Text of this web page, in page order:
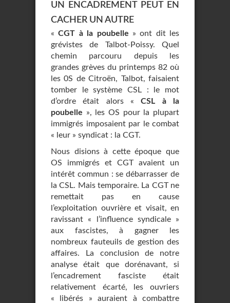
UN ENCADREMENT PEUT EN
CACHER UN AUTRE
«CGT à la poubelle » ont dit les
grévistes de Talbot-Poissy. Quel
chemin parcouru depuis les
grandes grèves du printemps 82 où
les 0S de Citroën, Talbot, faisaient
tomber le système CSL : le mot
d’ordre était alors «CSL à la
poubelle », les OS pour la plupart
immigrés imposaient par le combat
« leur » syndicat : la CGT.
Nous disions à cette époque que
OS immigrés et CGT avaient un
intérêt commun : se débarrasser de
la CSL. Mais temporaire. La CGT ne
remettait pas en cause
l’exploitation ouvrière et visait, en
ravissant « l’influence syndicale »
aux fascistes, à gagner les
nombreux fauteuils de gestion des
affaires. La conclusion de notre
analyse était que dorénavant, si
l’encadrement fasciste était
relativement écarté, les ouvriers
« libérés » auraient à combattre